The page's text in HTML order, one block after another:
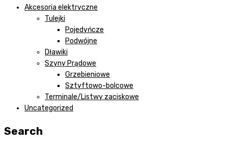
Akcesoria elektryczne
Tulejki
Pojedyńcze
Podwójne
Dławiki
Szyny Prądowe
Grzebieniowe
Sztyftowo-bolcowe
Terminale/Listwy zaciskowe
Uncategorized
Search